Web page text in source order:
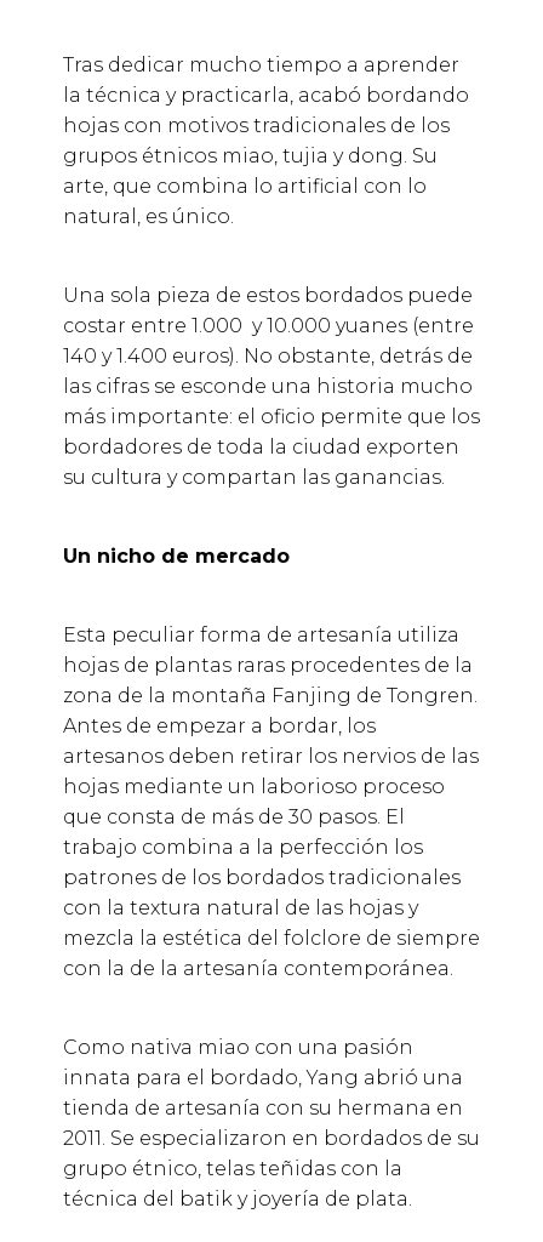
Tras dedicar mucho tiempo a aprender
la técnica y practicarla, acabó bordando
hojas con motivos tradicionales de los
grupos étnicos miao, tujia y dong. Su
arte, que combina lo artificial con lo
natural, es único.
Una sola pieza de estos bordados puede
costar entre 1.000 y 10.000 yuanes (entre
140 y 1.400 euros). No obstante, detrás de
las cifras se esconde una historia mucho
más importante: el oficio permite que los
bordadores de toda la ciudad exporten
su cultura y compartan las ganancias.
Un nicho de mercado
Esta peculiar forma de artesanía utiliza
hojas de plantas raras procedentes de la
zona de la montaña Fanjing de Tongren.
Antes de empezar a bordar, los
artesanos deben retirar los nervios de las
hojas mediante un laborioso proceso
que consta de más de 30 pasos. El
trabajo combina a la perfección los
patrones de los bordados tradicionales
con la textura natural de las hojas y
mezcla la estética del folclore de siempre
con la de la artesanía contemporánea.
Como nativa miao con una pasión
innata para el bordado, Yang abrió una
tienda de artesanía con su hermana en
2011. Se especializaron en bordados de su
grupo étnico, telas teñidas con la
técnica del batik y joyería de plata.